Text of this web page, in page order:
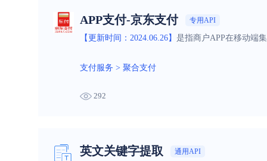
APP支付-京东支付 专用API
【更新时间：2024.06.26】 是指商户APP在移动端
支付服务 > 聚合支付
292
英文关键字提取 通用API